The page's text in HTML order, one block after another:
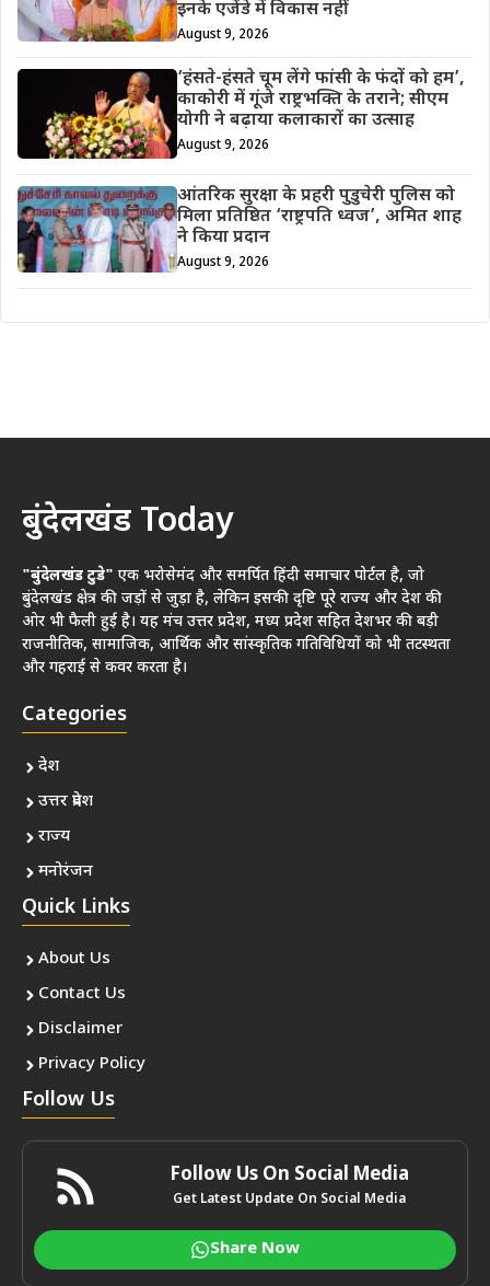
इनके एजेंडे में विकास नहीं
August 9, 2026
‘हंसते-हंसते चूम लेंगे फांसी के फंदों को हम’,
काकोरी में गूंजे राष्ट्रभक्ति के तराने; सीएम
योगी ने बढ़ाया कलाकारों का उत्साह
August 9, 2026
आंतरिक सुरक्षा के प्रहरी पुडुचेरी पुलिस को
मिला प्रतिष्ठित ‘राष्ट्रपति ध्वज’, अमित शाह
ने किया प्रदान
August 9, 2026
बुंदेलखंड Today
"बुंदेलखंड टुडे" एक भरोसेमंद और समर्पित हिंदी समाचार पोर्टल है, जो
बुंदेलखंड क्षेत्र की जड़ों से जुड़ा है, लेकिन इसकी दृष्टि पूरे राज्य और देश की
ओर भी फैली हुई है। यह मंच उत्तर प्रदेश, मध्य प्रदेश सहित देशभर की बड़ी
राजनीतिक, सामाजिक, आर्थिक और सांस्कृतिक गतिविधियों को भी तटस्थता
और गहराई से कवर करता है।
Categories
देश
उत्तर प्रदेश
राज्य
मनोरंजन
Quick Links
About Us
Contact Us
Disclaimer
Privacy Policy
Follow Us
Follow Us On Social Media
Get Latest Update On Social Media
Share Now